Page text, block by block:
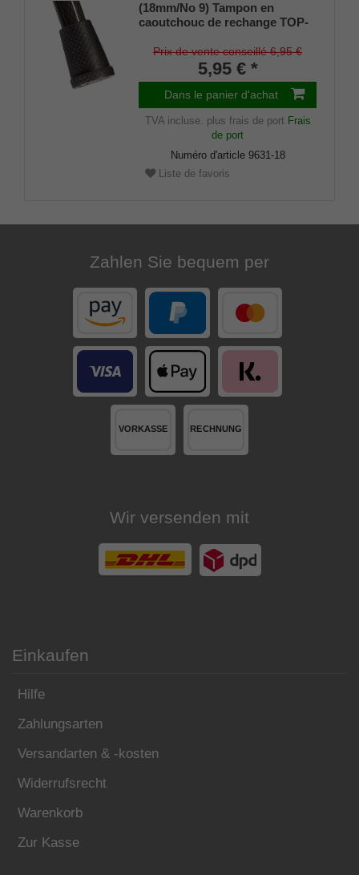
(18mm/No 9) Tampon en
caoutchouc de rechange TOP-
noir, (lot de 2)
Prix de vente conseillé 6,95 €
5,95 € *
Dans le panier d'achat
TVA incluse. plus frais de port Frais
de port
Numéro d'article 9631-18
Liste de favoris
Zahlen Sie bequem per
Wir versenden mit
Einkaufen
Hilfe
Zahlungsarten
Versandarten & -kosten
Widerrufsrecht
Warenkorb
Zur Kasse